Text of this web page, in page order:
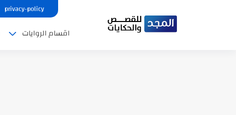
privacy-policy
اقسام الروايات